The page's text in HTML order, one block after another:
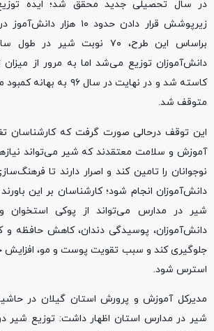
در سال تحصیلی جدید محقق شد؛ ایده
براساس این طرح، ۷۰ نوبت شیر
دانش‌آموزان توزیع می‌شد اما به مرور از
کاسته شد و در نهایت در سال
متوقف شد.
این توقف درحالی صورت گرفت که کارشناسان
آموزش و سلامت معتقدند که شیر می‌تواند
نوجوانان را تامین کند و اصرار دارند تا
دانش‌آموزان انجام شود؛ کارشناسان بر این
شیر در مدارس می‌تواند از پوکی
دانش‌آموزان، پوسیدگی دندان، کاهش حافظه و
جلوگیری کند و سبب تقویت پوست و مو،
استرس شود.
مدیرکل آموزش و پرورش استان گیلان در حاشیه
شیر در مدارس استان اظهار داشت: توزیع شیر